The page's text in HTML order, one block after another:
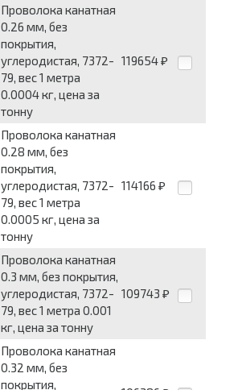
Проволока канатная
0.26 мм, без
покрытия,
углеродистая, 7372-
79, вес 1 метра
0.0004 кг, цена за
тонну
119654 ₽
Проволока канатная
0.28 мм, без
покрытия,
углеродистая, 7372-
79, вес 1 метра
0.0005 кг, цена за
тонну
114166 ₽
Проволока канатная
0.3 мм, без покрытия,
углеродистая, 7372-
79, вес 1 метра 0.001
кг, цена за тонну
109743 ₽
Проволока канатная
0.32 мм, без
покрытия,